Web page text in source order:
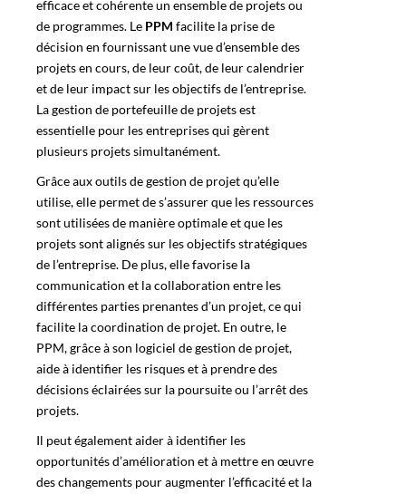
efficace et cohérente un ensemble de projets ou
de programmes. Le PPM facilite la prise de
décision en fournissant une vue d’ensemble des
projets en cours, de leur coût, de leur calendrier
et de leur impact sur les objectifs de l’entreprise.
La gestion de portefeuille de projetsest
essentielle pour les entreprises qui gèrent
plusieurs projets simultanément.
Grâce aux outils degestion de projetqu’elle
utilise, elle permet de s’assurer que les ressources
sont utilisées de manière optimale et que les
projets sont alignés sur les objectifs stratégiques
de l’entreprise. De plus, elle favorise la
communication et la collaboration entre les
différentes parties prenantes d’un projet, ce qui
facilite la coordination de projet. En outre, le
PPM, grâce à son logiciel de gestion de projet,
aide à identifier les risques et à prendre des
décisions éclairées sur la poursuite ou l’arrêt des
projets.
Il peut également aider à identifier les
opportunités d’amélioration et à mettre en œuvre
des changements pour augmenter l’efficacité et la